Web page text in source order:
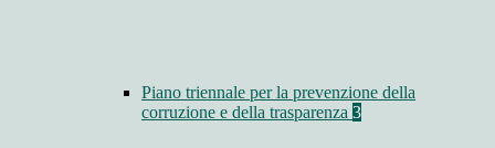
Piano triennale per la prevenzione della
corruzione e della trasparenza 3